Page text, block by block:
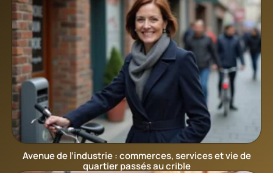
Avenue de l’industrie : commerces, services et vie de
quartier passés au crible